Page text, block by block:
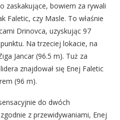
zaskakujące, bowiem za rywali
Faletic, czy Masle. To właśnie
Drinovca, uzyskując 97
Na trzeciej lokacie, na
Jancar (96.5 m). Tuż za
znajdował się Enej Faletic
(96 m).
do dwóch
z przewidywaniami, Enej